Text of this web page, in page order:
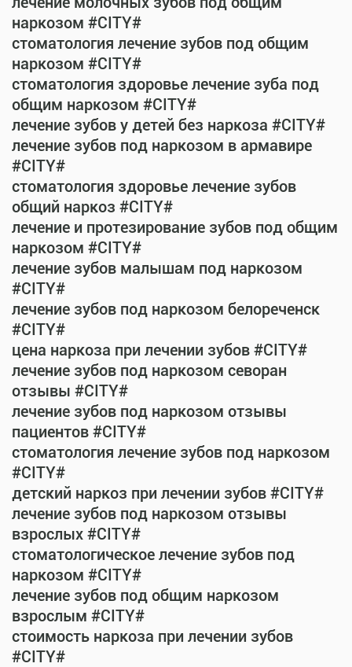
наркозом #CITY#
стоматология лечение зубов под общим
наркозом #CITY#
стоматология здоровье лечение зуба под
общим наркозом #CITY#
лечение зубов у детей без наркоза #CITY#
лечение зубов под наркозом в армавире
#CITY#
стоматология здоровье лечение зубов
общий наркоз #CITY#
лечение и протезирование зубов под общим
наркозом #CITY#
лечение зубов малышам под наркозом
#CITY#
лечение зубов под наркозом белореченск
#CITY#
цена наркоза при лечении зубов #CITY#
лечение зубов под наркозом севоран
отзывы #CITY#
лечение зубов под наркозом отзывы
пациентов #CITY#
стоматология лечение зубов под наркозом
#CITY#
детский наркоз при лечении зубов #CITY#
лечение зубов под наркозом отзывы
взрослых #CITY#
стоматологическое лечение зубов под
наркозом #CITY#
лечение зубов под общим наркозом
взрослым #CITY#
стоимость наркоза при лечении зубов
#CITY#